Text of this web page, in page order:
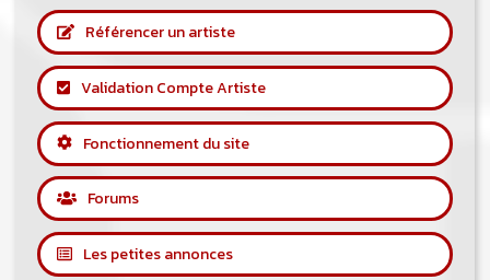
Référencer un artiste
Validation Compte Artiste
Fonctionnement du site
Forums
Les petites annonces